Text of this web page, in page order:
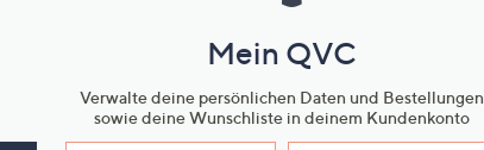
Mein QVC
Verwalte deine persönlichen Daten und Bestellungen
sowie deine Wunschliste in deinem Kundenkonto